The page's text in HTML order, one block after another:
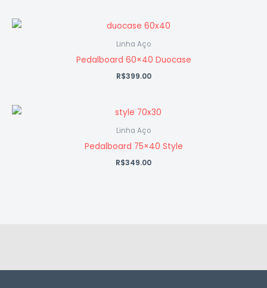
Linha Aço
Pedalboard 60×40 Duocase
R$399.00
Linha Aço
Pedalboard 75×40 Style
R$349.00